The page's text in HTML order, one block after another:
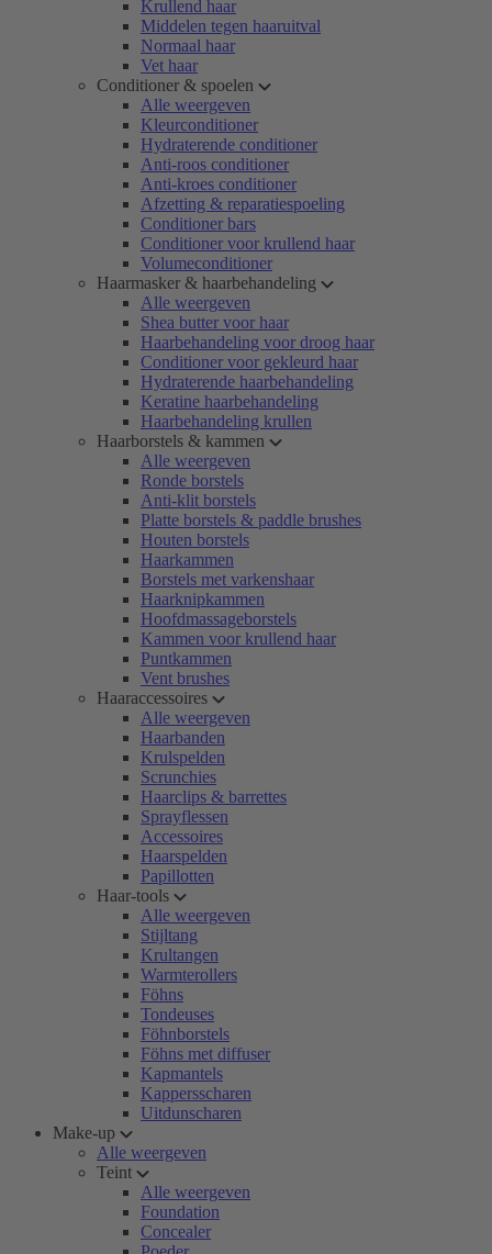
Krullend haar
Middelen tegen haaruitval
Normaal haar
Vet haar
Conditioner & spoelen
Alle weergeven
Kleurconditioner
Hydraterende conditioner
Anti-roos conditioner
Anti-kroes conditioner
Afzetting & reparatiespoeling
Conditioner bars
Conditioner voor krullend haar
Volumeconditioner
Haarmasker & haarbehandeling
Alle weergeven
Shea butter voor haar
Haarbehandeling voor droog haar
Conditioner voor gekleurd haar
Hydraterende haarbehandeling
Keratine haarbehandeling
Haarbehandeling krullen
Haarborstels & kammen
Alle weergeven
Ronde borstels
Anti-klit borstels
Platte borstels & paddle brushes
Houten borstels
Haarkammen
Borstels met varkenshaar
Haarknipkammen
Hoofdmassageborstels
Kammen voor krullend haar
Puntkammen
Vent brushes
Haaraccessoires
Alle weergeven
Haarbanden
Krulspelden
Scrunchies
Haarclips & barrettes
Sprayflessen
Accessoires
Haarspelden
Papillotten
Haar-tools
Alle weergeven
Stijltang
Krultangen
Warmterollers
Föhns
Tondeuses
Föhnborstels
Föhns met diffuser
Kapmantels
Kappersscharen
Uitdunscharen
Make-up
Alle weergeven
Teint
Alle weergeven
Foundation
Concealer